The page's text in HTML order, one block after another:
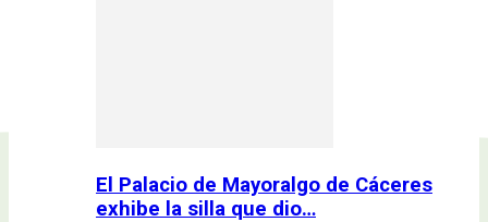
El Palacio de Mayoralgo de Cáceres
exhibe la silla que dio…